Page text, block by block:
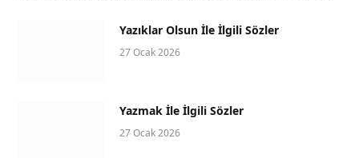
Yazıklar Olsun İle İlgili Sözler
27 Ocak 2026
Yazmak İle İlgili Sözler
27 Ocak 2026